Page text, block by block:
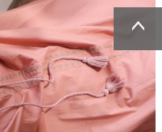
ページトッ
プへ
ページトッ
プへ